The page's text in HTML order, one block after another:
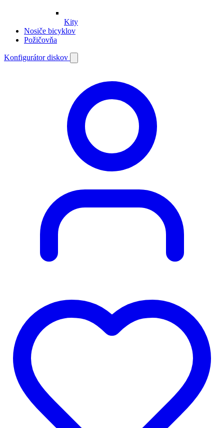
Kity
Nosiče bicyklov
Požičovňa
Konfigurátor diskov
vyhľadávanie
Môj
účet